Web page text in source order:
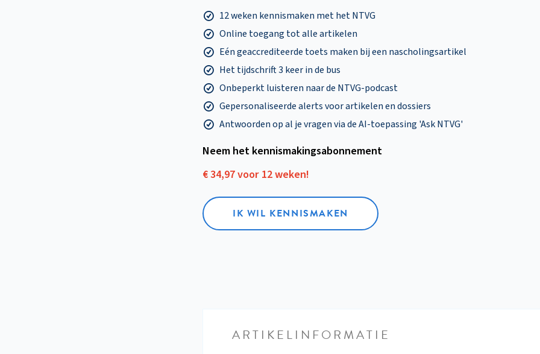
12 weken kennismaken met het NTVG
Online toegang tot alle artikelen
Eén geaccrediteerde toets maken bij een nascholingsartikel
Het tijdschrift 3 keer in de bus
Onbeperkt luisteren naar de NTVG-podcast
Gepersonaliseerde alerts voor artikelen en dossiers
Antwoorden op al je vragen via de AI-toepassing 'Ask NTVG'
Neem het kennismakings­abonnement
€ 34,97 voor 12 weken!
IK WIL KENNISMAKEN
ARTIKELINFORMATIE